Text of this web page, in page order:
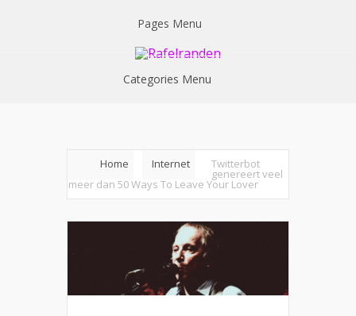
Pages Menu
Categories Menu
Home Internet Twitterbot
genereert veel
meer dan 50 Ways To Leave Your Lover